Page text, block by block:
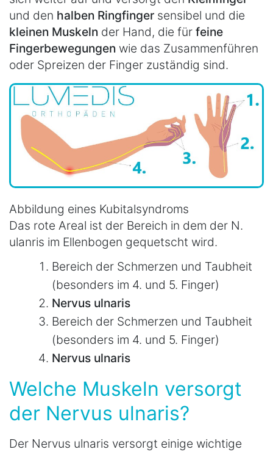
und den halben Ringfinger sensibel und die
kleinen Muskeln der Hand, die für feine
Fingerbewegungen wie das Zusammenführen
oder Spreizen der Finger zuständig sind.
Abbildung eines Kubitalsyndroms
Das rote Areal ist der Bereich in dem der N.
ulanris im Ellenbogen gequetscht wird.
Bereich der Schmerzen und Taubheit
(besonders im 4. und 5. Finger)
Nervus ulnaris
Bereich der Schmerzen und Taubheit
(besonders im 4. und 5. Finger)
Nervus ulnaris
Welche Muskeln versorgt
der Nervus ulnaris?
Der Nervus ulnaris versorgt einige wichtige